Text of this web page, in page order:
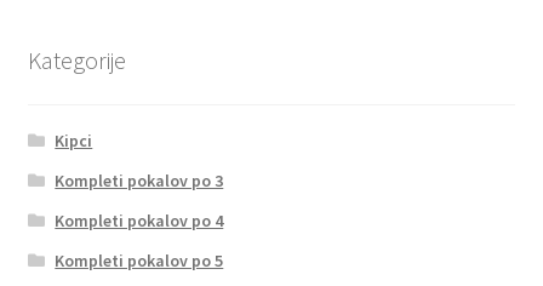
Kategorije
Kipci
Kompleti pokalov po 3
Kompleti pokalov po 4
Kompleti pokalov po 5